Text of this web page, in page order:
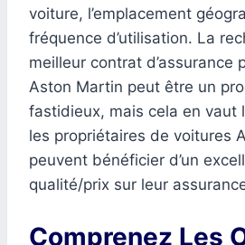
voiture, l’emplacement
fréquence d’utilisation. La
meilleur contrat d’assurance
Aston Martin peut être un
fastidieux, mais cela en vaut
les propriétaires de voitures
peuvent bénéficier d’un
qualité/prix sur leur
Comprenez Les